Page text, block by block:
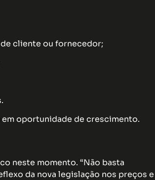
cliente ou fornecedor;
oportunidade de crescimento.
neste momento. “Não basta
da nova legislação nos preços e